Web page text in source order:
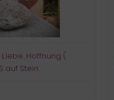
Hoffnung (
auf Stein